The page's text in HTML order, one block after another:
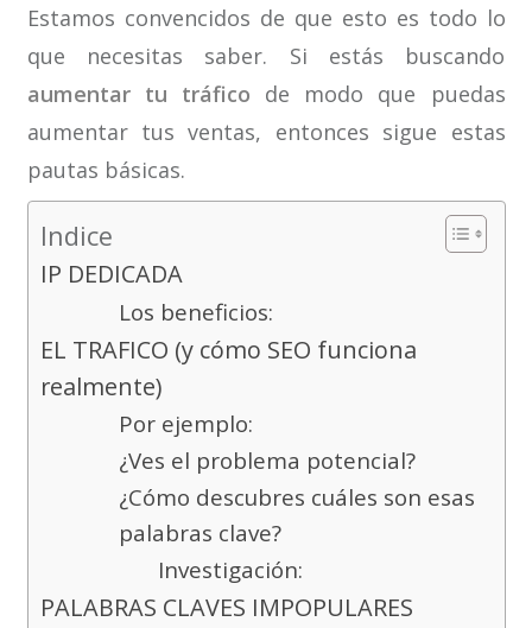
Estamos convencidos de que esto es todo lo
que necesitas saber. Si estás buscando
aumentar tu tráfico de modo que puedas
aumentar tus ventas, entonces sigue estas
pautas básicas.
Indice
IP DEDICADA
Los beneficios:
EL TRAFICO (y cómo SEO funciona
realmente)
Por ejemplo:
¿Ves el problema potencial?
¿Cómo descubres cuáles son esas
palabras clave?
Investigación:
PALABRAS CLAVES IMPOPULARES